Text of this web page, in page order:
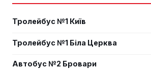
Тролейбус №1 Київ
Тролейбус №1 Біла Церква
Автобус №2 Бровари